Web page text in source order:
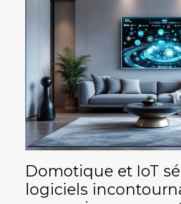
Domotique et IoT
logiciels